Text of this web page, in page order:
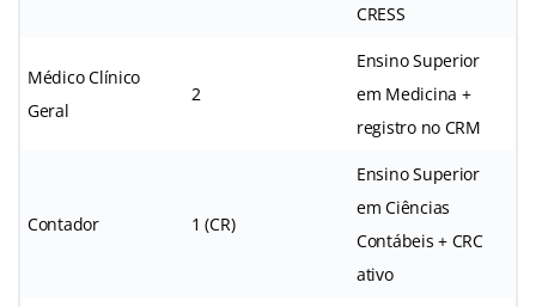
CRESS
Médico Clínico
Geral
2
Ensino Superior
em Medicina +
registro no CRM
Contador 1 (CR)
Ensino Superior
em Ciências
Contábeis + CRC
ativo